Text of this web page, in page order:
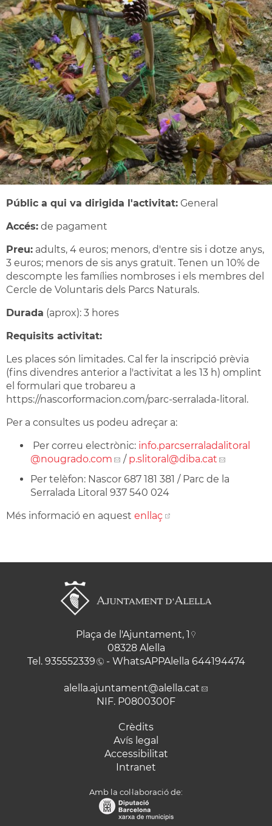
Públic a qui va dirigida l'activitat: General
Accés: de pagament
Preu: adults, 4 euros; menors, d'entre sis i dotze anys,
3 euros; menors de sis anys gratuït. Tenen un 10% de
descompte les famílies nombroses i els membres del
Cercle de Voluntaris dels Parcs Naturals.
Durada (aprox): 3 hores
Requisits activitat:
Les places són limitades. Cal fer la inscripció prèvia
(fins divendres anterior a l'activitat a les 13 h) omplint
el formulari que trobareu a
https://nascorformacion.com/parc-serralada-litoral.
Per a consultes us podeu adreçar a:
Per correu electrònic: info.parcserraladalitoral
@nougrado.com
/ p.slitoral @diba.cat
Per telèfon: Nascor 687 181 381 / Parc de la
Serralada Litoral 937 540 024
Més informació en aquest enllaç
Plaça de l'Ajuntament, 1
08328 Alella
Tel. 935552339 - WhatsAPPAlella 644194474
alella.ajuntament@alella.cat
NIF. P0800300F
Crèdits
Avís legal
Accessibilitat
Intranet
Amb la col·laboració de: